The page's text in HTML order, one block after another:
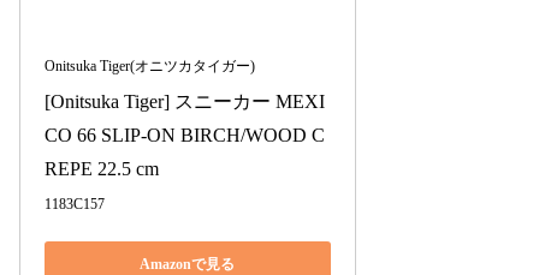
Onitsuka Tiger(オニツカタイガー)
[Onitsuka Tiger] スニーカー MEXI
CO 66 SLIP-ON BIRCH/WOOD C
REPE 22.5 cm
1183C157
Amazonで見る